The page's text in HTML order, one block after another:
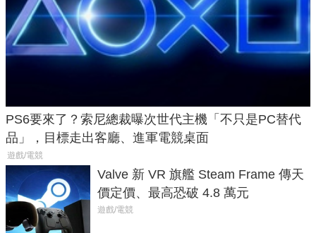
PS6要來了？索尼總裁曝次世代主機「不只是PC替代
品」，目標走出客廳、進軍電競桌面
遊戲/電競
Valve 新 VR 旗艦 Steam Frame 傳天
價定價、最高恐破 4.8 萬元
遊戲/電競